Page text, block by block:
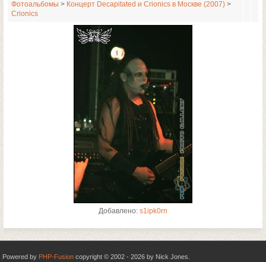
Фотоальбомы > Концерт Decapitated и Crionics в Москве (2007) >
Crionics
Добавлено: s1ipk0rn
Powered by PHP-Fusion copyright © 2002 - 2026 by Nick Jones.